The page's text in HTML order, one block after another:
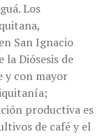
Los
San Ignacio
la Diósesis de
y con mayor
productiva es
de café y el